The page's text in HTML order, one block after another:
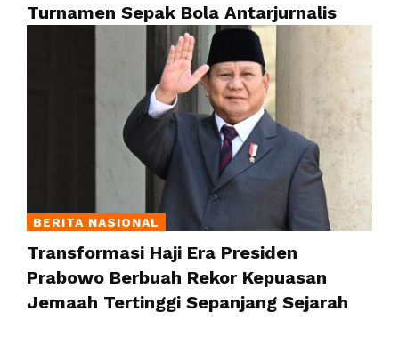
Turnamen Sepak Bola Antarjurnalis
BERITA NASIONAL
Transformasi Haji Era Presiden
Prabowo Berbuah Rekor Kepuasan
Jemaah Tertinggi Sepanjang Sejarah